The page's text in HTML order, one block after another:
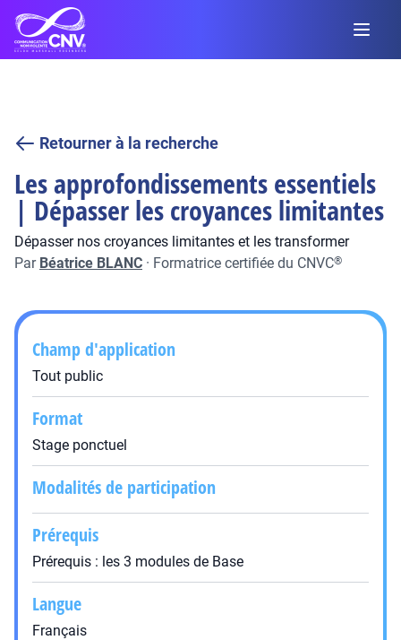
Retourner à la recherche
Les approfondissements essentiels
| Dépasser les croyances limitantes
Dépasser nos croyances limitantes et les transformer
Par Béatrice BLANC · Formatrice certifiée du CNVC®
Champ d'application
Tout public
Format
Stage ponctuel
Modalités de participation
Prérequis
Prérequis : les 3 modules de Base
Langue
Français